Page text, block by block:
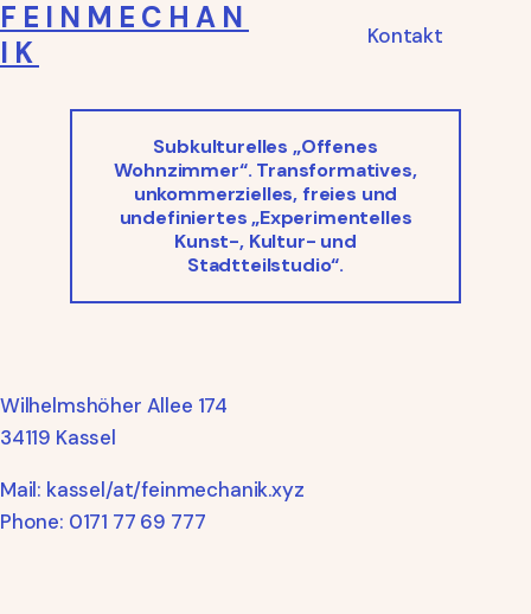
Direkt
zum
Inhalt
FEINMECHAN
IK
Kontakt
Subkulturelles „Offenes
Wohnzimmer“. Transformatives,
unkommerzielles, freies und
undefiniertes „Experimentelles
Kunst-, Kultur- und
Stadtteilstudio“.
Wilhelmshöher Allee 174
34119 Kassel
Mail: kassel/at/feinmechanik.xyz
Phone: 0171 77 69 777